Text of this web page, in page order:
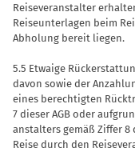
Reiseveranstalter
Reiseun­terlagen beim
Abholung bereit liegen.
5.5 Etwaige
davon sowie der
eines berechtig­ten
7 dieser AGB oder
anstalters gemäß Ziffer 8
Reise durch den